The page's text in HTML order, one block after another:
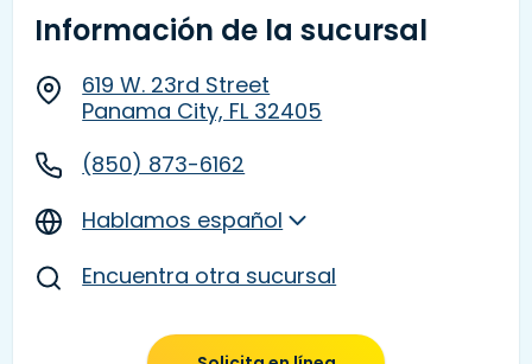
Información de la sucursal
619 W. 23rd Street
Panama City, FL 32405
(850) 873-6162
Hablamos español
Encuentra otra sucursal